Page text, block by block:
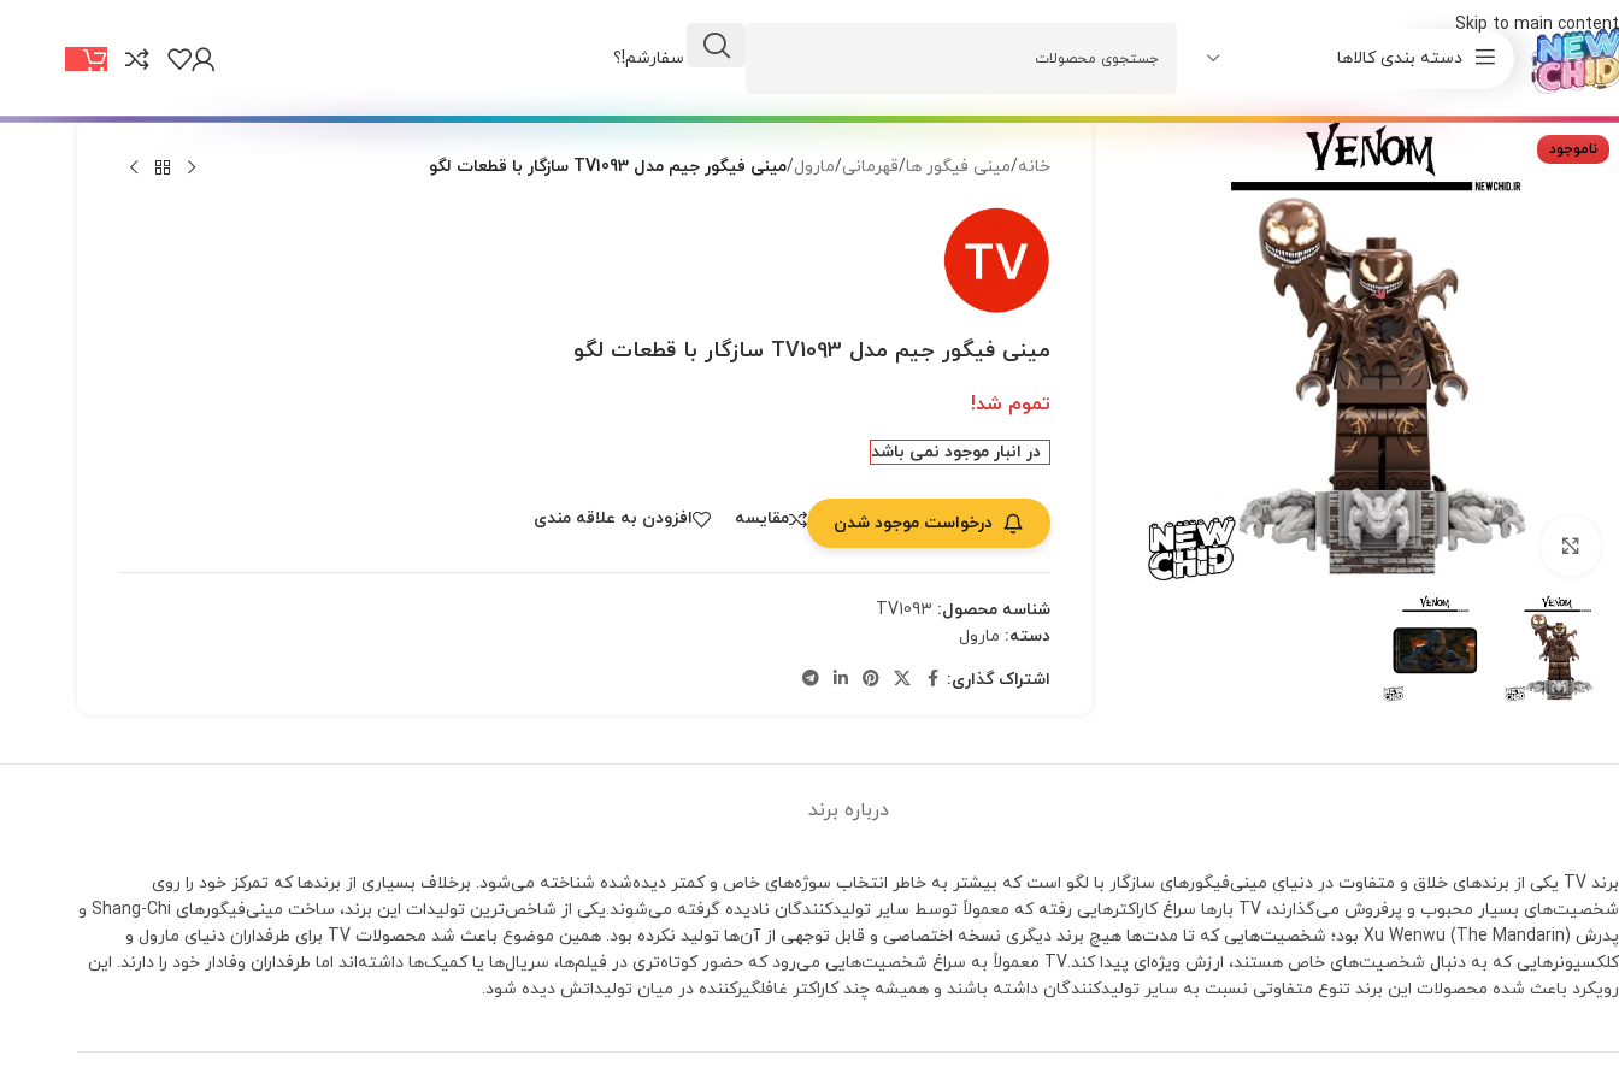
Skip to main content
دسته بندی کالاها
وضعیت سفارشم!؟
ناموجود
بزرگنمایی تصویر
خانه/مینی فیگور ها/قهرمانی/مارول/مینی فیگور جیم مدل TV1093 سازگار با قطعات لگو
مینی فیگور جیم مدل TV1093 سازگار با قطعات لگو
تموم شد!
در انبار موجود نمی باشد
درخواست موجود شدن مقایسه افزودن به علاقه مندی
شناسه محصول: TV1093
دسته: مارول
اشتراک گذاری:
درباره برند
برند TV یکی از برندهای خلاق و متفاوت در دنیای مینی‌فیگورهای سازگار با لگو است که بیشتر به خاطر انتخاب سوژه‌های خاص و کمتر دیده‌شده شناخته می‌شود. برخلاف بسیاری از برندها که تمرکز خود را روی
شخصیت‌های بسیار محبوب و پرفروش می‌گذارند، TV بارها سراغ کاراکترهایی رفته که معمولاً توسط سایر تولیدکنندگان نادیده گرفته می‌شوند.یکی از شاخص‌ترین تولیدات این برند، ساخت مینی‌فیگورهای Shang-Chi و
پدرش Xu Wenwu (The Mandarin) بود؛ شخصیت‌هایی که تا مدت‌ها هیچ برند دیگری نسخه اختصاصی و قابل توجهی از آن‌ها تولید نکرده بود. همین موضوع باعث شد محصولات TV برای طرفداران دنیای مارول و
کلکسیونرهایی که به دنبال شخصیت‌های خاص هستند، ارزش ویژه‌ای پیدا کند.TV معمولاً به سراغ شخصیت‌هایی می‌رود که حضور کوتاه‌تری در فیلم‌ها، سریال‌ها یا کمیک‌ها داشته‌اند اما طرفداران وفادار خود را دارند. این
رویکرد باعث شده محصولات این برند تنوع متفاوتی نسبت به سایر تولیدکنندگان داشته باشند و همیشه چند کاراکتر غافلگیرکننده در میان تولیداتش دیده شود.